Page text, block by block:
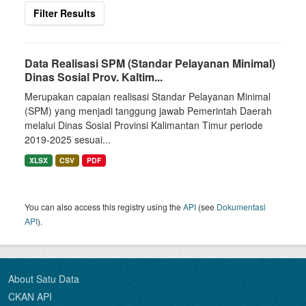
Filter Results
Data Realisasi SPM (Standar Pelayanan Minimal)
Dinas Sosial Prov. Kaltim...
Merupakan capaian realisasi Standar Pelayanan Minimal
(SPM) yang menjadi tanggung jawab Pemerintah Daerah
melalui Dinas Sosial Provinsi Kalimantan Timur periode
2019-2025 sesuai...
XLSX CSV PDF
You can also access this registry using theAPI (see Dokumentasi
API).
About Satu Data
CKAN API